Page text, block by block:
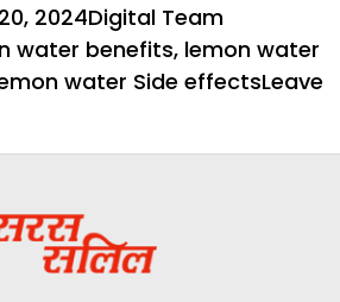
2024Author
Digital Team
water benefits, lemon water
water Side effectsLeave